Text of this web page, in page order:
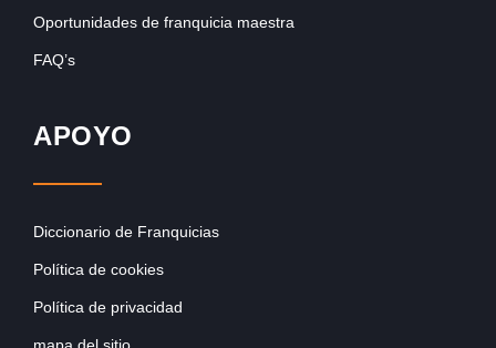
Oportunidades de franquicia maestra
FAQ’s
APOYO
Diccionario de Franquicias
Política de cookies
Política de privacidad